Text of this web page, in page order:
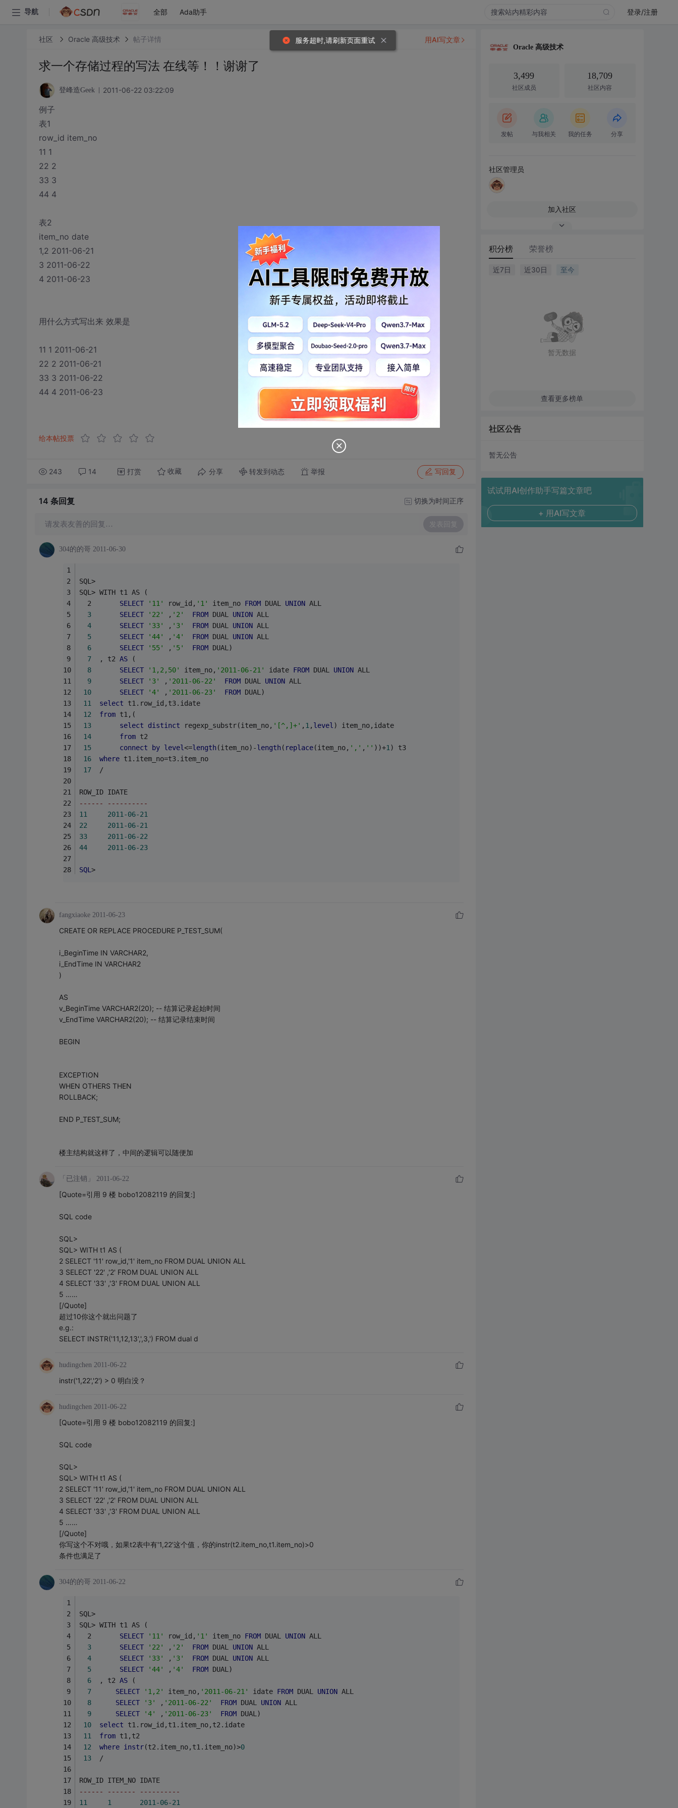
导航 全部 Ada助手 登录/注册
社区 Oracle 高级技术 帖子详情
求一个存储过程的写法 在线等！！谢谢了
登峰造Geek 2011-06-22 03:22:09
例子
表1
row_id item_no
11 1
22 2
33 3
44 4
表2
item_no date
1,2 2011-06-21
3 2011-06-22
4 2011-06-23
用什么方式写出来 效果是
11 1 2011-06-21
22 2 2011-06-21
33 3 2011-06-22
44 4 2011-06-23
给本帖投票
243 14 打赏 收藏 分享 转发到动态 举报 写回复
用AI写文章
14 条回复 切换为时间正序
请发表友善的回复… 发表回复
304的的哥 2011-06-30
SQL>
SQL> WITH t1 AS (
  2
SELECT '11' row_id, '1' item_no FROM DUAL UNION ALL
3
SELECT '22' , '2' FROM DUAL UNION ALL
4
SELECT '33' , '3' FROM DUAL UNION ALL
5
SELECT '44' , '4' FROM DUAL UNION ALL
6
SELECT '55' , '5' FROM DUAL)
7
  , t2
AS (
8
SELECT '1,2,50' item_no, '2011-06-21' idate FROM DUAL UNION ALL
9
SELECT '3' , '2011-06-22' FROM DUAL UNION ALL
10
SELECT '4' , '2011-06-23' FROM DUAL)
11
select t1.row_id,t3.idate
12
from t1,(
13
select distinct regexp_substr(item_no, '[^,]+' , 1 , level ) item_no,idate
14
from t2
15
connect by level<=length(item_no)-length( replace(item_no, ',' , '' ))+1 ) t3
16
where t1.item_no=t3.item_no
17
  /
ROW_ID IDATE
------ ----------
11
2011 -06-21
22
2011 -06-21
33
2011 -06-22
44
2011 -06-23
SQL >
fangxiaoke 2011-06-23
CREATE OR REPLACE PROCEDURE P_TEST_SUM(
i_BeginTime IN VARCHAR2,
i_EndTime IN VARCHAR2
)
AS
v_BeginTime VARCHAR2(20); -- 结算记录起始时间
v_EndTime VARCHAR2(20); -- 结算记录结束时间
BEGIN
EXCEPTION
WHEN OTHERS THEN
ROLLBACK;
END P_TEST_SUM;
楼主结构就这样了，中间的逻辑可以随便加
「已注销」 2011-06-22
[Quote=引用 9 楼 bobo12082119 的回复:]
SQL code
SQL>
SQL> WITH t1 AS (
2 SELECT '11' row_id,'1' item_no FROM DUAL UNION ALL
3 SELECT '22' ,'2' FROM DUAL UNION ALL
4 SELECT '33' ,'3' FROM DUAL UNION ALL
5 ……
[/Quote]
超过10你这个就出问题了
e.g.:
SELECT INSTR('11,12,13',',3,') FROM dual d
hudingchen 2011-06-22
instr('1,22','2') > 0 明白没？
hudingchen 2011-06-22
[Quote=引用 9 楼 bobo12082119 的回复:]
SQL code
SQL>
SQL> WITH t1 AS (
2 SELECT '11' row_id,'1' item_no FROM DUAL UNION ALL
3 SELECT '22' ,'2' FROM DUAL UNION ALL
4 SELECT '33' ,'3' FROM DUAL UNION ALL
5 ……
[/Quote]
你写这个不对哦，如果t2表中有'1,22'这个值，你的instr(t2.item_no,t1.item_no)>0
条件也满足了
304的的哥 2011-06-22
SQL>
SQL> WITH t1 AS (
  2
SELECT '11' row_id, '1' item_no FROM DUAL UNION ALL
3
SELECT '22' , '2' FROM DUAL UNION ALL
4
SELECT '33' , '3' FROM DUAL UNION ALL
5
SELECT '44' , '4' FROM DUAL)
6
  , t2
AS (
7
SELECT '1,2' item_no, '2011-06-21' idate FROM DUAL UNION ALL
8
SELECT '3' , '2011-06-22' FROM DUAL UNION ALL
9
SELECT '4' , '2011-06-23' FROM DUAL)
10
select t1.row_id,t1.item_no,t2.idate
11
from t1,t2
12
where instr(t2.item_no,t1.item_no)>0
13
  /
ROW_ID ITEM_NO IDATE
------ ------- ----------
11
1 2011 -06-21
Oracle 高级技术
3,499
社区成员
18,709
社区内容
发帖 与我相关 我的任务 分享
社区管理员
加入社区
积分榜 荣誉榜
近7日 近30日 至今
暂无数据
查看更多榜单
社区公告
暂无公告
试试用AI创作助手写篇文章吧
+ 用AI写文章
服务超时,请刷新页面重试